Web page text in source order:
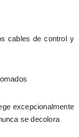
cables de control y
excepcionalmente
se decolora